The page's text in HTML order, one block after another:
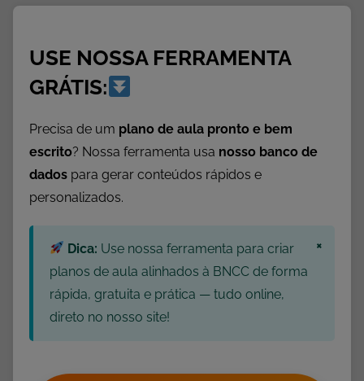
USE NOSSA FERRAMENTA
GRÁTIS:
Precisa de um plano de aula pronto e bem
escrito? Nossa ferramenta usa nosso banco de
dados para gerar conteúdos rápidos e
personalizados.
Dica: Use nossa ferramenta para criar
planos de aula alinhados à BNCC de forma
rápida, gratuita e prática — tudo online,
direto no nosso site!
×